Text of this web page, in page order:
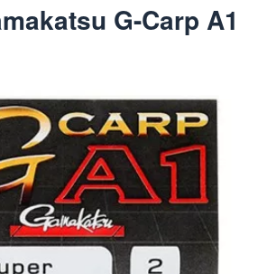
G-Carp A1